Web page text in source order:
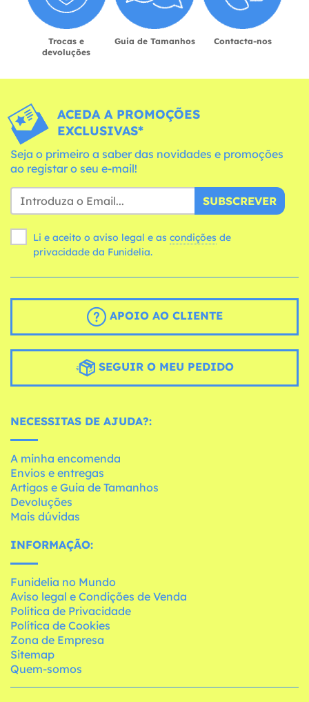
Trocas e
devoluções
Guia de Tamanhos Contacta-nos
ACEDA A PROMOÇÕES
EXCLUSIVAS*
Seja o primeiro a saber das novidades e promoções
ao registar o seu e-mail!
SUBSCREVER
Li e aceito o aviso legal e as condições
privacidade da Funidelia.
APOIO AO CLIENTE
SEGUIR O MEU PEDIDO
NECESSITAS DE AJUDA?:
A minha encomenda
Envios e entregas
Artigos e Guia de Tamanhos
Devoluções
Mais dúvidas
INFORMAÇÃO:
Funidelia no Mundo
Aviso legal e Condições de Venda
Política de Privacidade
Política de Cookies
Zona de Empresa
Sitemap
Quem-somos